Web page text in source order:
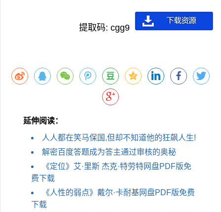
提取码: cgg9
延伸阅读：
人人都在笑马保国,但却不知道他的狂飙人生!
解密百度答题成为答主通过审核的奥秘
《定位》艾·里斯 杰克·特劳特网盘PDF版免
费下载
《人性的弱点》戴尔·卡耐基网盘PDF版免费
下载